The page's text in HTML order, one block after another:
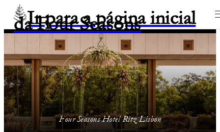
Ir para a página inicial
da Four Seasons
Four Seasons Hotel Ritz Lisbon